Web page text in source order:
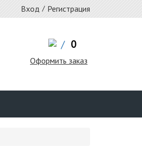
Вход / Регистрация
/ 0
Оформить заказ